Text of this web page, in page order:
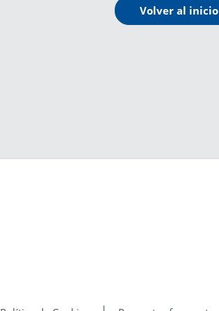
Volver al inicio